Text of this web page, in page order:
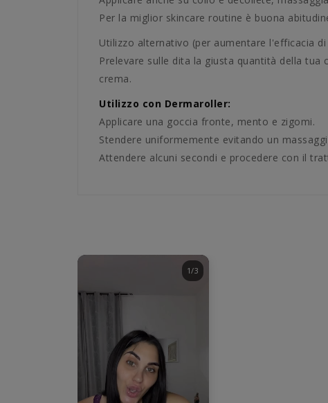
Per la miglior skincare routine è buona
Utilizzo alternativo (per aumentare l'efficacia
Prelevare sulle dita la giusta quantità della
crema.
Utilizzo con Dermaroller:
Applicare una goccia fronte, mento e zigomi.
Stendere uniformemente evitando un
Attendere alcuni secondi e procedere con il
1/3